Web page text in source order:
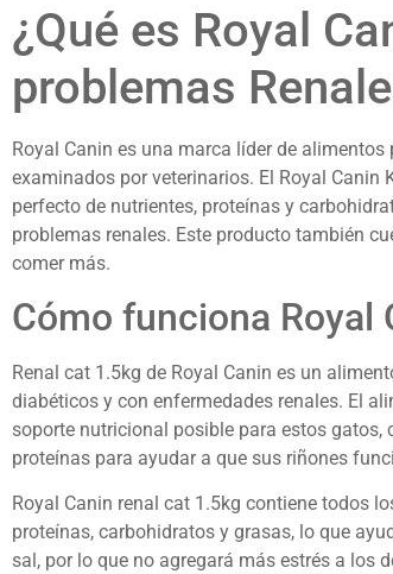
¿Qué es Royal
problemas
Royal Canin es una marca líder de
examinados por veterinarios. El Royal
perfecto de nutrientes, proteínas y
problemas renales. Este producto también
comer más.
Cómo funciona Royal
Renal cat 1.5kg de Royal Canin es un
diabéticos y con enfermedades renales. El
soporte nutricional posible para estos
proteínas para ayudar a que sus riñones
Royal Canin renal cat 1.5kg contiene todos
proteínas, carbohidratos y grasas, lo que
sal, por lo que no agregará más estrés a los